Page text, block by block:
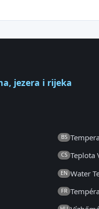
jezera i rijeka
BS
CS Teplota
EN Water
FR